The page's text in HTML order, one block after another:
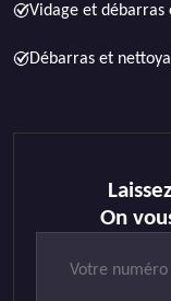
Vidage et
Débarras et
On